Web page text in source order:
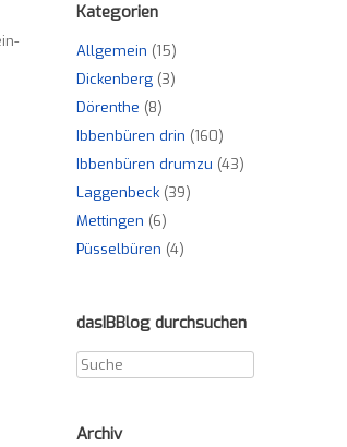
Kategorien
Allgemein (15)
Dickenberg (3)
Dörenthe (8)
Ibbenbüren drin (160)
Ibbenbüren drumzu (43)
Laggenbeck (39)
Mettingen (6)
Püsselbüren (4)
dasIBBlog durchsuchen
Archiv